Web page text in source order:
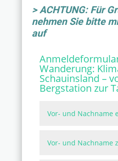
> ACHTUNG: Für
nehmen Sie bitte
auf
Wanderung:
Schauinsland –
Bergstation zur